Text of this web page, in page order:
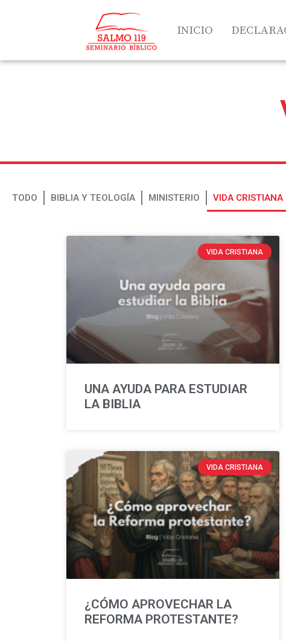
INICIO
TODO BIBLIA Y TEOLOGÍA MINISTERIO VIDA CRISTIANA
VIDA CRISTIANA
UNA AYUDA PARA ESTUDIAR
LA BIBLIA
VIDA CRISTIANA
¿CÓMO APROVECHAR LA
REFORMA PROTESTANTE?